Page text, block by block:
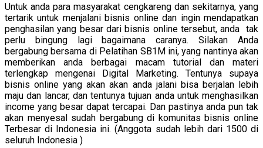
Untuk anda para masyarakat cengkareng dan sekitarnya, yang
tertarik untuk menjalani bisnis online dan ingin mendapatkan
penghasilan yang besar dari bisnis online tersebut, anda tak
perlu bingung lagi bagaimana caranya. Silakan Anda
bergabung bersama di Pelatihan SB1M ini, yang nantinya akan
memberikan anda berbagai macam tutorial dan materi
terlengkap mengenai Digital Marketing. Tentunya supaya
bisnis online yang akan akan anda jalani bisa berjalan lebih
maju dan lancar, dan tentunya tujuan anda untuk menghasilkan
income yang besar dapat tercapai. Dan pastinya anda pun tak
akan menyesal sudah bergabung di komunitas bisnis online
Terbesar di Indonesia ini. (Anggota sudah lebih dari 1500 di
seluruh Indonesia )